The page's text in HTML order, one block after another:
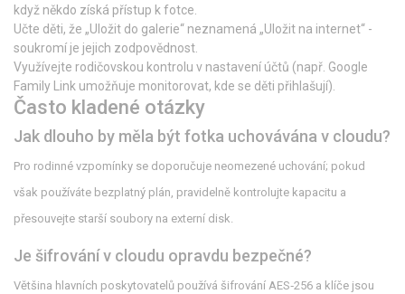
když někdo získá přístup k fotce.
Učte děti, že „Uložit do galerie“ neznamená „Uložit na internet“ -
soukromí je jejich zodpovědnost.
Využívejte rodičovskou kontrolu v nastavení účtů (např. Google
Family Link umožňuje monitorovat, kde se děti přihlašují).
Často kladené otázky
Jak dlouho by měla být fotka uchovávána v cloudu?
Pro rodinné vzpomínky se doporučuje neomezené uchování; pokud
však používáte bezplatný plán, pravidelně kontrolujte kapacitu a
přesouvejte starší soubory na externí disk.
Je šifrování v cloudu opravdu bezpečné?
Většina hlavních poskytovatelů používá šifrování AES‑256 a klíče jsou